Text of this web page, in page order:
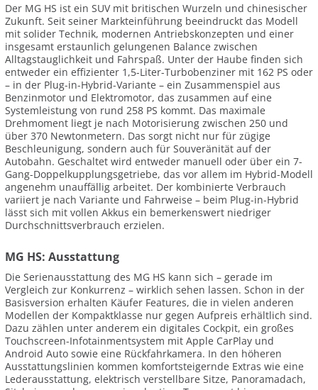
Der MG HS ist ein SUV mit britischen Wurzeln und chinesischer
Zukunft. Seit seiner Markteinführung beeindruckt das Modell
mit solider Technik, modernen Antriebskonzepten und einer
insgesamt erstaunlich gelungenen Balance zwischen
Alltagstauglichkeit und Fahrspaß. Unter der Haube finden sich
entweder ein effizienter 1,5-Liter-Turbobenziner mit 162 PS oder
– in der Plug-in-Hybrid-Variante – ein Zusammenspiel aus
Benzinmotor und Elektromotor, das zusammen auf eine
Systemleistung von rund 258 PS kommt. Das maximale
Drehmoment liegt je nach Motorisierung zwischen 250 und
über 370 Newtonmetern. Das sorgt nicht nur für zügige
Beschleunigung, sondern auch für Souveränität auf der
Autobahn. Geschaltet wird entweder manuell oder über ein 7-
Gang-Doppelkupplungsgetriebe, das vor allem im Hybrid-Modell
angenehm unauffällig arbeitet. Der kombinierte Verbrauch
variiert je nach Variante und Fahrweise – beim Plug-in-Hybrid
lässt sich mit vollen Akkus ein bemerkenswert niedriger
Durchschnittsverbrauch erzielen.
MG HS: Ausstattung
Die Serienausstattung des MG HS kann sich – gerade im
Vergleich zur Konkurrenz – wirklich sehen lassen. Schon in der
Basisversion erhalten Käufer Features, die in vielen anderen
Modellen der Kompaktklasse nur gegen Aufpreis erhältlich sind.
Dazu zählen unter anderem ein digitales Cockpit, ein großes
Touchscreen-Infotainmentsystem mit Apple CarPlay und
Android Auto sowie eine Rückfahrkamera. In den höheren
Ausstattungslinien kommen komfortsteigernde Extras wie eine
Lederausstattung, elektrisch verstellbare Sitze, Panoramadach,